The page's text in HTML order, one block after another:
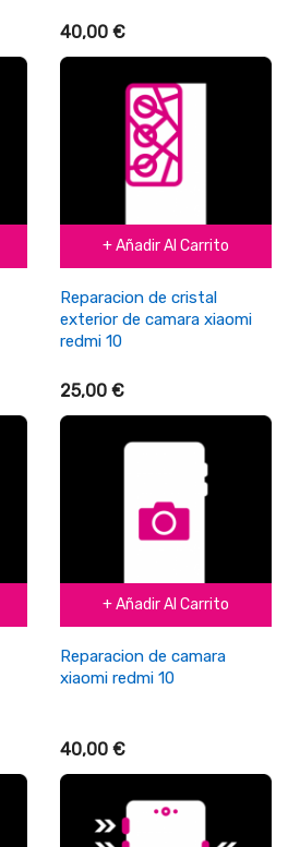
40,00 €
+ Añadir Al Carrito
Reparacion de cristal
exterior de camara xiaomi
redmi 10
25,00 €
+ Añadir Al Carrito
Reparacion de camara
xiaomi redmi 10
40,00 €